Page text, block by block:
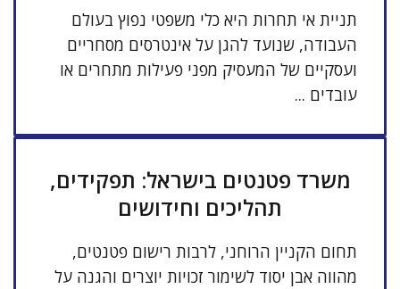
תניית אי תחרות היא כלי משפטי נפוץ בעולם
העבודה, שנועד להגן על אינטרסים מסחריים
ועסקיים של המעסיק מפני פעילות מתחרים או
עובדים ...
משרד פטנטים בישראל: תפקידים,
תהליכים וחידושים
תחום הקניין הרוחני, לרבות רישום פטנטים,
מהווה אבן יסוד לשימור זכויות יוצרים והגנה על